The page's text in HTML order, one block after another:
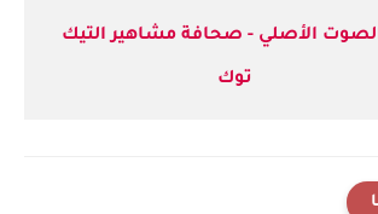
الأصلي - صحافة مشاهير التيك
توك